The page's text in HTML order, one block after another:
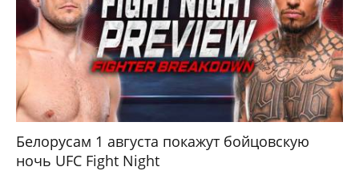
Белорусам 1 августа покажут бойцовскую
ночь UFC Fight Night